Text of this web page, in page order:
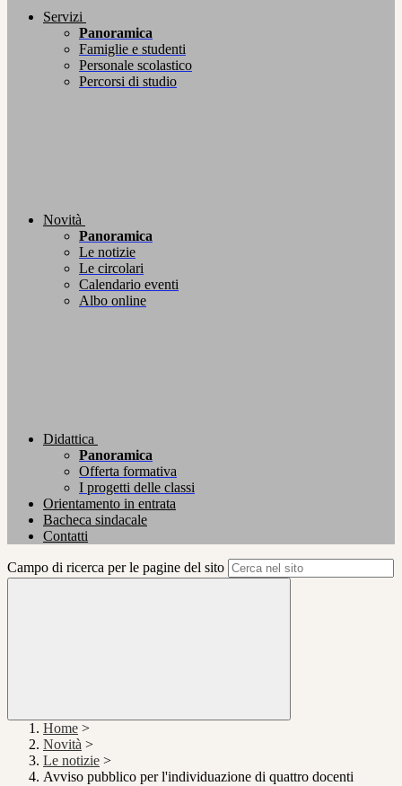
Servizi
Panoramica
Famiglie e studenti
Personale scolastico
Percorsi di studio
Novità
Panoramica
Le notizie
Le circolari
Calendario eventi
Albo online
Didattica
Panoramica
Offerta formativa
I progetti delle classi
Orientamento in entrata
Bacheca sindacale
Contatti
Campo di ricerca per le pagine del sito
Home >
Novità >
Le notizie >
Avviso pubblico per l'individuazione di quattro docenti